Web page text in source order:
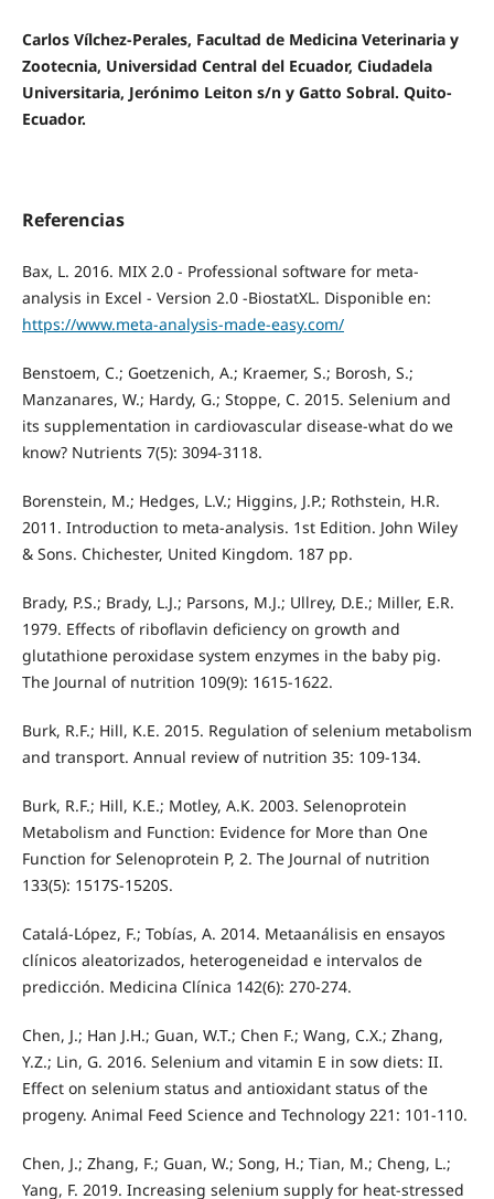
Carlos Vílchez-Perales, Facultad de Medicina Veterinaria y
Zootecnia, Universidad Central del Ecuador, Ciudadela
Universitaria, Jerónimo Leiton s/n y Gatto Sobral. Quito-
Ecuador.
Referencias
Bax, L. 2016. MIX 2.0 - Professional software for meta-
analysis in Excel - Version 2.0 -BiostatXL. Disponible en:
https://www.meta-analysis-made-easy.com/
Benstoem, C.; Goetzenich, A.; Kraemer, S.; Borosh, S.;
Manzanares, W.; Hardy, G.; Stoppe, C. 2015. Selenium and
its supplementation in cardiovascular disease-what do we
know? Nutrients 7(5): 3094-3118.
Borenstein, M.; Hedges, L.V.; Higgins, J.P.; Rothstein, H.R.
2011. Introduction to meta-analysis. 1st Edition. John Wiley
& Sons. Chichester, United Kingdom. 187 pp.
Brady, P.S.; Brady, L.J.; Parsons, M.J.; Ullrey, D.E.; Miller, E.R.
1979. Effects of riboflavin deficiency on growth and
glutathione peroxidase system enzymes in the baby pig.
The Journal of nutrition 109(9): 1615-1622.
Burk, R.F.; Hill, K.E. 2015. Regulation of selenium metabolism
and transport. Annual review of nutrition 35: 109-134.
Burk, R.F.; Hill, K.E.; Motley, A.K. 2003. Selenoprotein
Metabolism and Function: Evidence for More than One
Function for Selenoprotein P, 2. The Journal of nutrition
133(5): 1517S-1520S.
Catalá-López, F.; Tobías, A. 2014. Metaanálisis en ensayos
clínicos aleatorizados, heterogeneidad e intervalos de
predicción. Medicina Clínica 142(6): 270-274.
Chen, J.; Han J.H.; Guan, W.T.; Chen F.; Wang, C.X.; Zhang,
Y.Z.; Lin, G. 2016. Selenium and vitamin E in sow diets: II.
Effect on selenium status and antioxidant status of the
progeny. Animal Feed Science and Technology 221: 101-110.
Chen, J.; Zhang, F.; Guan, W.; Song, H.; Tian, M.; Cheng, L.;
Yang, F. 2019. Increasing selenium supply for heat-stressed